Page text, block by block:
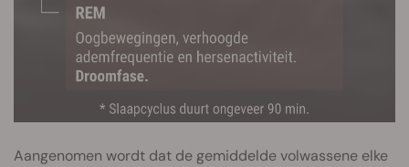
Aangenomen wordt dat de gemiddelde volwassene elke